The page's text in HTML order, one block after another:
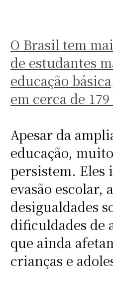
O Brasil tem
de estudantes
educação
em cerca de
Apesar da
educação,
persistem. Eles
evasão escolar,
desigualdades
dificuldades de
que ainda
crianças e